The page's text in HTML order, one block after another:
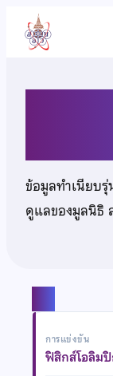
เนื้อหา
ข้อมูลทำเนียบรุ่
ดูแลของมูลนิธิ
การแข่งขัน
ฟิสิกส์โอลิม